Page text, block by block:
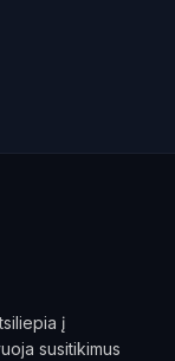
į
susitikimus